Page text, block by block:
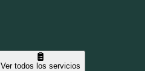
Ver todos los servicios